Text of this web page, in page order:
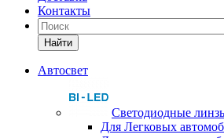
Контакты
Найти
Автосвет
Светодиодные
Для Легковых